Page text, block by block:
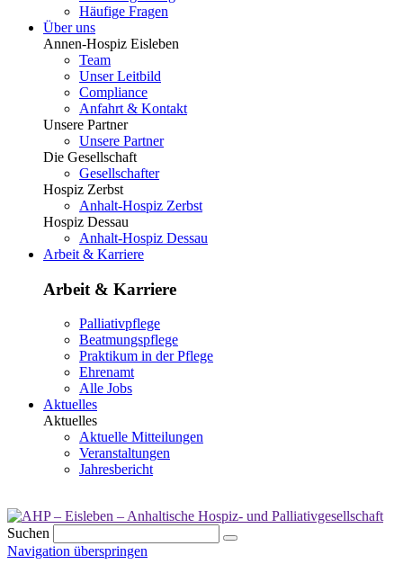
Häufige Fragen
Über uns
Annen-Hospiz Eisleben
Team
Unser Leitbild
Compliance
Anfahrt & Kontakt
Unsere Partner
Unsere Partner
Die Gesellschaft
Gesellschafter
Hospiz Zerbst
Anhalt-Hospiz Zerbst
Hospiz Dessau
Anhalt-Hospiz Dessau
Arbeit & Karriere
Arbeit & Karriere
Palliativpflege
Beatmungspflege
Praktikum in der Pflege
Ehrenamt
Alle Jobs
Aktuelles
Aktuelles
Aktuelle Mitteilungen
Veranstaltungen
Jahresbericht
Suchen
Navigation überspringen